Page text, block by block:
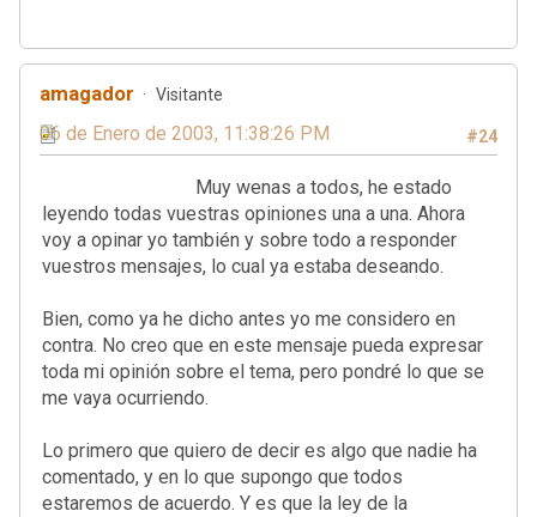
amagador Visitante
#24
06 de Enero de 2003, 11:38:26 PM
Muy wenas a todos, he estado
leyendo todas vuestras opiniones una a una. Ahora
voy a opinar yo también y sobre todo a responder
vuestros mensajes, lo cual ya estaba deseando.
Bien, como ya he dicho antes yo me considero en
contra. No creo que en este mensaje pueda expresar
toda mi opinión sobre el tema, pero pondré lo que se
me vaya ocurriendo.
Lo primero que quiero de decir es algo que nadie ha
comentado, y en lo que supongo que todos
estaremos de acuerdo. Y es que la ley de la